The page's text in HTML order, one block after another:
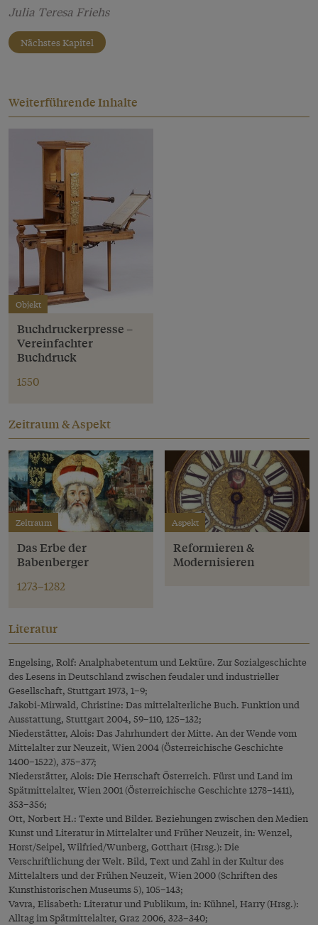
Julia Teresa Friehs
Nächstes Kapitel
Weiterführende Inhalte
Objekt
Buchdruckerpresse –
Vereinfachter
Buchdruck
1550
Zeitraum & Aspekt
Zeitraum
Das Erbe der
Babenberger
1273–1282
Aspekt
Reformieren &
Modernisieren
Literatur
Engelsing, Rolf: Analphabetentum und Lektüre. Zur Sozialgeschichte
des Lesens in Deutschland zwischen feudaler und industrieller
Gesellschaft, Stuttgart 1973, 1–9;
Jakobi-Mirwald, Christine: Das mittelalterliche Buch. Funktion und
Ausstattung, Stuttgart 2004, 59–110, 125–132;
Niederstätter, Alois: Das Jahrhundert der Mitte. An der Wende vom
Mittelalter zur Neuzeit, Wien 2004 (Österreichische Geschichte
1400–1522), 375–377;
Niederstätter, Alois: Die Herrschaft Österreich. Fürst und Land im
Spätmittelalter, Wien 2001 (Österreichische Geschichte 1278–1411),
353–356;
Ott, Norbert H.: Texte und Bilder. Beziehungen zwischen den Medien
Kunst und Literatur in Mittelalter und Früher Neuzeit, in: Wenzel,
Horst/Seipel, Wilfried/Wunberg, Gotthart (Hrsg.): Die
Verschriftlichung der Welt. Bild, Text und Zahl in der Kultur des
Mittelalters und der Frühen Neuzeit, Wien 2000 (Schriften des
Kunsthistorischen Museums 5), 105–143;
Vavra, Elisabeth: Literatur und Publikum, in: Kühnel, Harry (Hrsg.):
Alltag im Spätmittelalter, Graz 2006, 323–340;